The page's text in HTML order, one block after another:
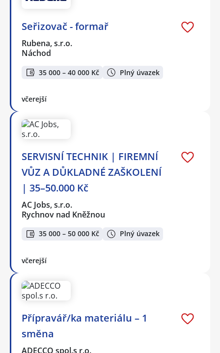
Seřizovač - formař
Rubena, s.r.o.
Náchod
35 000 – 40 000 Kč Plný úvazek
včerejší
SERVISNÍ TECHNIK | FIREMNÍ
VŮZ A DŮKLADNÉ ZAŠKOLENÍ
| 35–50.000 Kč
AC Jobs, s.r.o.
Rychnov nad Kněžnou
35 000 – 50 000 Kč Plný úvazek
včerejší
Přípravář/ka materiálu – 1
směna
ADECCO spol.s r.o.